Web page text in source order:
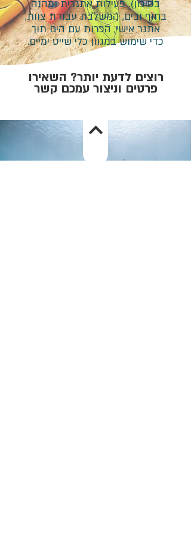
בסיכון). פעילות אתגרית ומהנה
בחוף ובים, המשלבת עבודת צוות,
אתגר אישי, הכרות עם הים תוך
כדי שימוש במגוון כלי שייט ימיים.
רוצים לדעת יותר? השאירו
פרטים וניצור עמכם קשר